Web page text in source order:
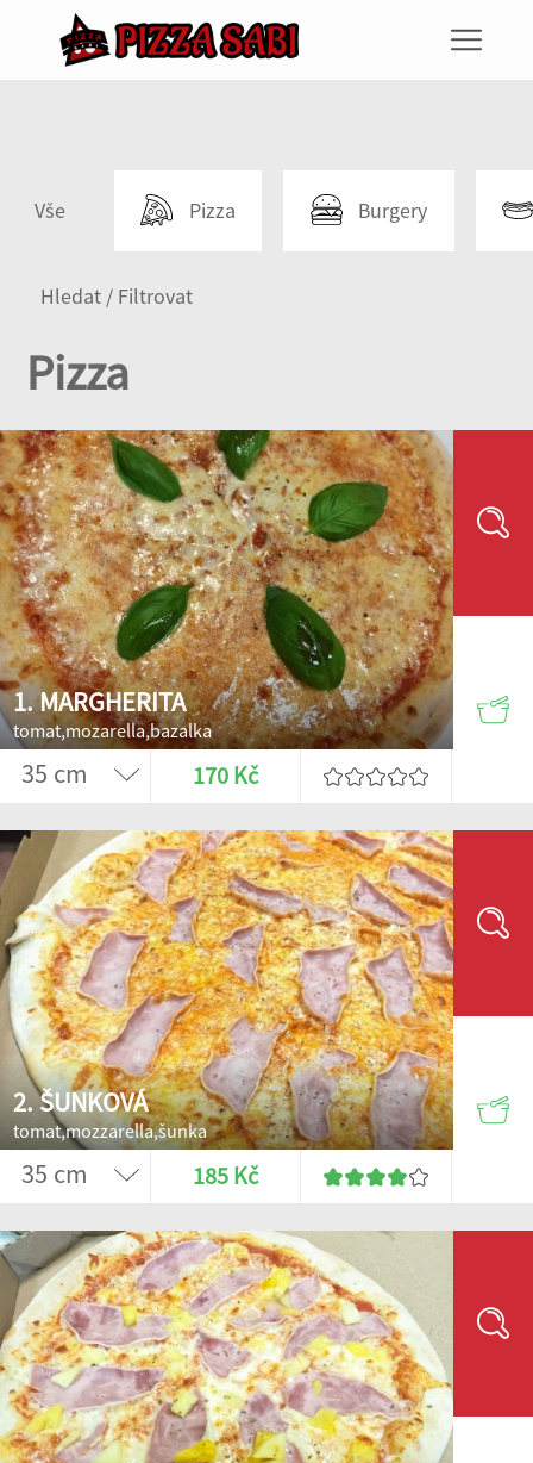
Vše Pizza Burgery
Hledat / Filtrovat
Pizza
1. MARGHERITA
tomat,mozarella,bazalka
170 Kč
2. ŠUNKOVÁ
tomat,mozzarella,šunka
185 Kč